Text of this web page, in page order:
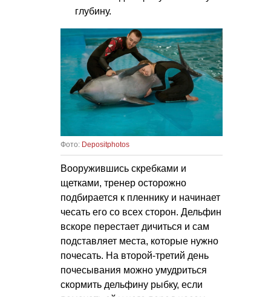
глубину.
Фото: Depositphotos
Вооружившись скребками и
щетками, тренер осторожно
подбирается к пленнику и начинает
чесать его со всех сторон. Дельфин
вскоре перестает дичиться и сам
подставляет места, которые нужно
почесать. На второй-третий день
почесывания можно умудриться
скормить дельфину рыбку, если